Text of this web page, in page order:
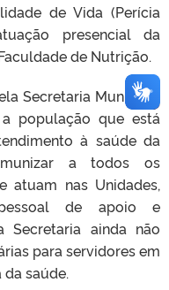
de Vida (Perícia
presencial da
de Nutrição.
Secretaria Municipal
população que está
à saúde da
a todos os
atuam nas Unidades,
de apoio e
Secretaria ainda não
para servidores em
saúde.